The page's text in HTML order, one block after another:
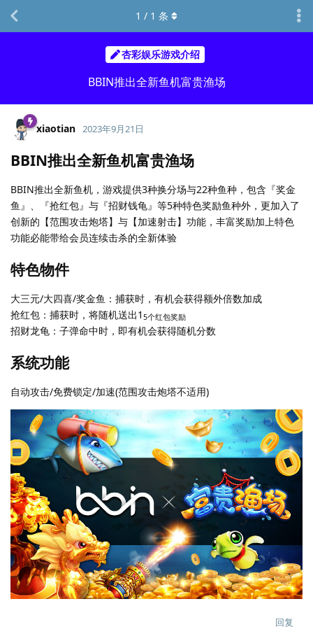
杏彩娱乐游戏介绍
BBIN推出全新鱼机富贵渔场
1 / 1 条
xiaotian 2023年9月21日
BBIN推出全新鱼机富贵渔场
BBIN推出全新鱼机，游戏提供3种换分场与22种鱼种，包含『奖金
鱼』、『抢红包』与『招财钱龟』等5种特色奖励鱼种外，更加入了
创新的【范围攻击炮塔】与【加速射击】功能，丰富奖励加上特色
功能必能带给会员连续击杀的全新体验
特色物件​
大三元/大四喜/奖金鱼：捕获时，有机会获得额外倍数加成
抢红包：捕获时，将随机送出1 5个红包奖励
招财龙龟：子弹命中时，即有机会获得随机分数
系统功能
自动攻击/免费锁定/加速(范围攻击炮塔不适用)
回复